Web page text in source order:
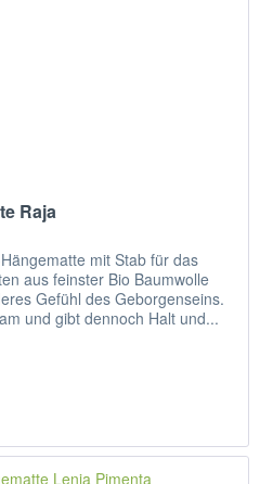
Raja
mit Stab für das
aus feinster Bio Baumwolle
Gefühl des Geborgenseins.
und gibt dennoch Halt und...